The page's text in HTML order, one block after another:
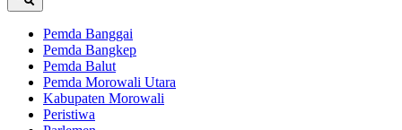
Pemda Banggai
Pemda Bangkep
Pemda Balut
Pemda Morowali Utara
Kabupaten Morowali
Peristiwa